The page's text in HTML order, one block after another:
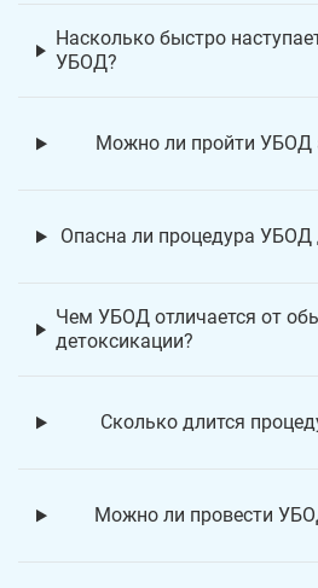
Насколько быстро
УБОД?
Можно ли пройти УБОД
Опасна ли процедура УБОД
Чем УБОД отличается от
детоксикации?
Сколько длится
Можно ли провести